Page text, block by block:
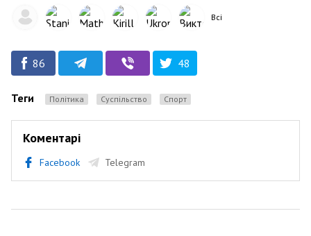
Всі
86 48
Теги Політика Суспільство Спорт
Коментарі
Facebook Telegram